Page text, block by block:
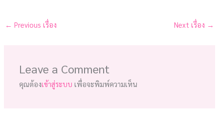
← Previous เรื่อง Next เรื่อง →
Leave a Comment
คุณต้องเข้าสู่ระบบ เพื่อจะพิมพ์ความเห็น